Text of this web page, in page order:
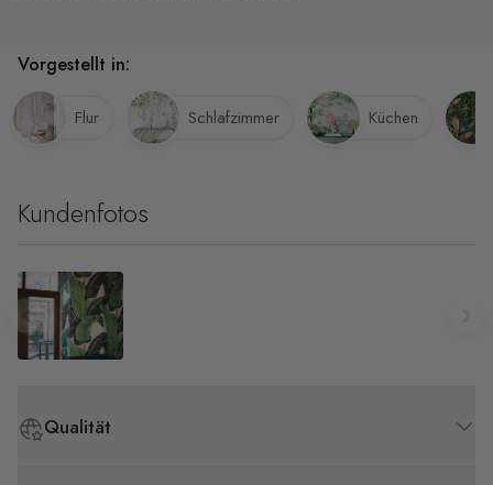
Qualität
Vorgestellt in:
Flur Schlafzimmer Küchen
Kundenfotos